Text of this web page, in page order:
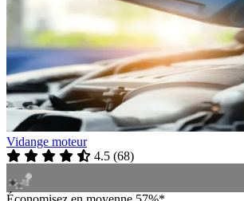
Vidange moteur
4.5 (68)